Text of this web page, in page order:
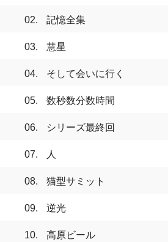
記憶全集
慧星
そして会いに行く
数秒数分数時間
シリーズ最終回
人
猫型サミット
逆光
高原ビール